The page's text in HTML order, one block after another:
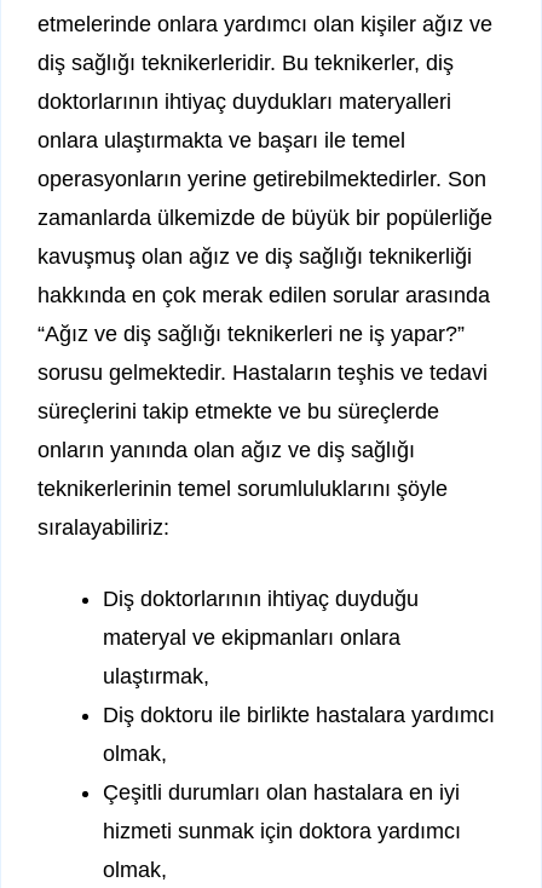
etmelerinde onlara yardımcı olan kişiler ağız ve
diş sağlığı teknikerleridir. Bu teknikerler, diş
doktorlarının ihtiyaç duydukları materyalleri
onlara ulaştırmakta ve başarı ile temel
operasyonların yerine getirebilmektedirler. Son
zamanlarda ülkemizde de büyük bir popülerliğe
kavuşmuş olan ağız ve diş sağlığı teknikerliği
hakkında en çok merak edilen sorular arasında
“Ağız ve diş sağlığı teknikerleri ne iş yapar?”
sorusu gelmektedir. Hastaların teşhis ve tedavi
süreçlerini takip etmekte ve bu süreçlerde
onların yanında olan ağız ve diş sağlığı
teknikerlerinin temel sorumluluklarını şöyle
sıralayabiliriz:
Diş doktorlarının ihtiyaç duyduğu
materyal ve ekipmanları onlara
ulaştırmak,
Diş doktoru ile birlikte hastalara yardımcı
olmak,
Çeşitli durumları olan hastalara en iyi
hizmeti sunmak için doktora yardımcı
olmak,